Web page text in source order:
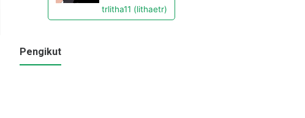
trlitha11 (lithaetr)
Pengikut